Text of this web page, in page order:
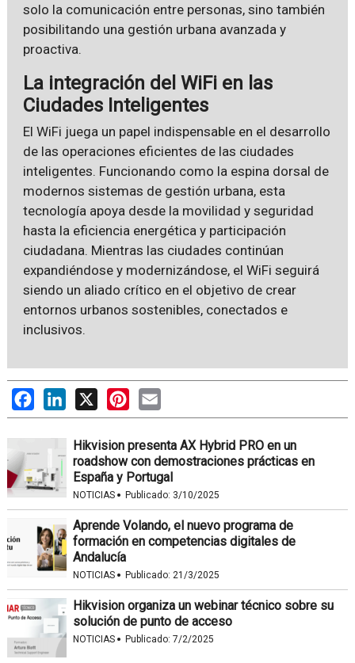
solo la comunicación entre personas, sino también
posibilitando una gestión urbana avanzada y
proactiva.
La integración del WiFi en las
Ciudades Inteligentes
El WiFi juega un papel indispensable en el desarrollo
de las operaciones eficientes de las ciudades
inteligentes. Funcionando como la espina dorsal de
modernos sistemas de gestión urbana, esta
tecnología apoya desde la movilidad y seguridad
hasta la eficiencia energética y participación
ciudadana. Mientras las ciudades continúan
expandiéndose y modernizándose, el WiFi seguirá
siendo un aliado crítico en el objetivo de crear
entornos urbanos sostenibles, conectados e
inclusivos.
FacebookLinkedIn
X PinterestEmail
Hikvision presenta AX Hybrid PRO en un
roadshow con demostraciones prácticas en
España y Portugal
NOTICIAS · Publicado: 3/10/2025
Aprende Volando, el nuevo programa de
formación en competencias digitales de
Andalucía
NOTICIAS · Publicado: 21/3/2025
Hikvision organiza un webinar técnico sobre su
solución de punto de acceso
NOTICIAS · Publicado: 7/2/2025